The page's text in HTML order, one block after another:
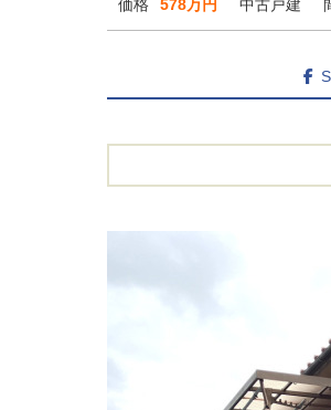
価格 578万円 中古戸建